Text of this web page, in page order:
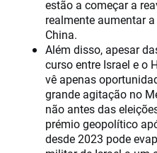
estão a começar a
realmente aumentar
China.
Além disso, apesar
curso entre Israel e o
vê apenas
grande agitação no
não antes das
prémio geopolítico
desde 2023 pode